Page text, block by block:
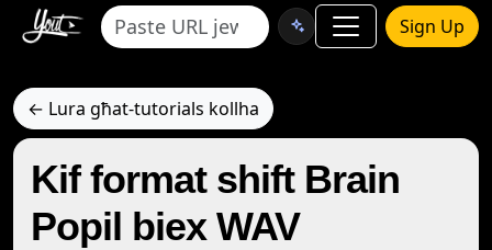
Sign Up
← Lura għat-tutorials kollha
Kif format shift Brain
Popil biex WAV